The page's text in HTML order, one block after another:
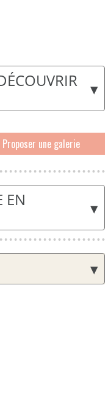
▾
Proposer une galerie
▾
EN
▾